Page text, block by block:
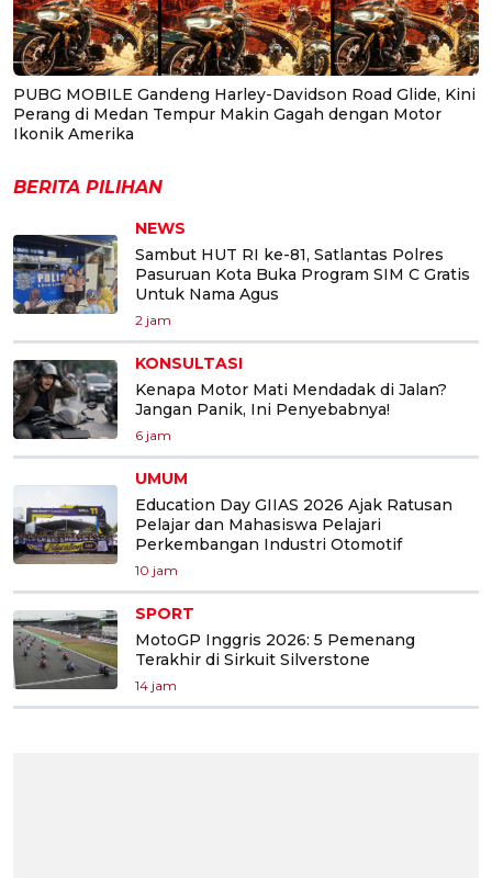
PUBG MOBILE Gandeng Harley-Davidson Road Glide, Kini
Perang di Medan Tempur Makin Gagah dengan Motor
Ikonik Amerika
BERITA PILIHAN
NEWS
Sambut HUT RI ke-81, Satlantas Polres
Pasuruan Kota Buka Program SIM C Gratis
Untuk Nama Agus
2 jam
KONSULTASI
Kenapa Motor Mati Mendadak di Jalan?
Jangan Panik, Ini Penyebabnya!
6 jam
UMUM
Education Day GIIAS 2026 Ajak Ratusan
Pelajar dan Mahasiswa Pelajari
Perkembangan Industri Otomotif
10 jam
SPORT
MotoGP Inggris 2026: 5 Pemenang
Terakhir di Sirkuit Silverstone
14 jam